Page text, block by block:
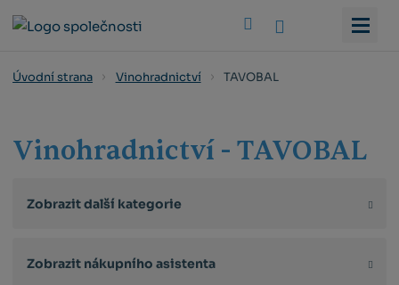
Úvodní strana Vinohradnictví TAVOBAL
Vinohradnictví - TAVOBAL
Zobrazit další kategorie
Zobrazit nákupního asistenta